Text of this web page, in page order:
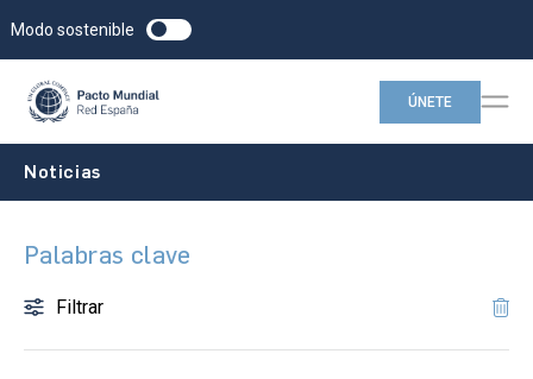
Modo sostenible
ÚNETE
Noticias
Palabras clave
Filtrar